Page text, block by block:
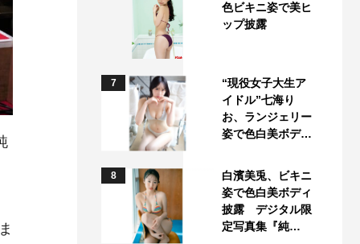
色ビキニ姿で美ヒ
ップ披露
7
“現役女子大生ア
イドル”七海り
お、ランジェリー
姿で色白美ボデ…
8
白濱美兎、ビキニ
姿で色白美ボディ
披露 デジタル限
定写真集『純…